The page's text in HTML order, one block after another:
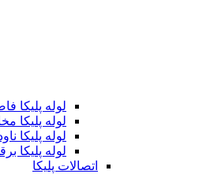
لوله پلیکا
لوله پلیکا
لوله پلیکا
لوله پلیکا
اتصالات پلیکا